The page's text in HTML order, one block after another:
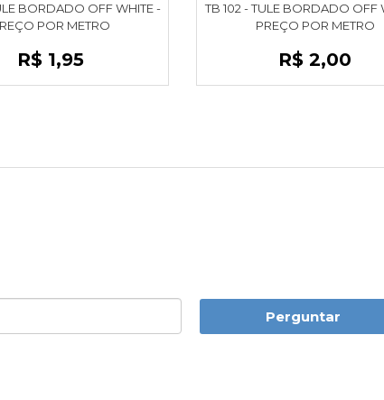
BORDADO OFF WHITE -
POR METRO
R$ 1,95
TB 102 - TULE BORDADO OFF
PREÇO POR METRO
R$ 2,00
Perguntar